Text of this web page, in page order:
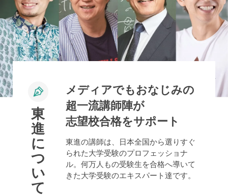
九州 福岡県 熊本県 長崎県
東
進
に
つ
い
て
メディアでもおなじみの
超一流講師陣が
志望校合格をサポート
東進の講師は、日本全国から選りすぐ
られた大学受験のプロフェッショナ
ル。何万人もの受験生を合格へ導いて
きた大学受験のエキスパート達です。